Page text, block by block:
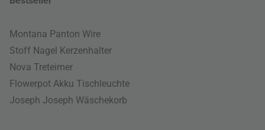
Montana Panton Wire
Stoff Nagel Kerzenhalter
Nova Treteimer
Flowerpot Akku Tischleuchte
Joseph Joseph Wäschekorb